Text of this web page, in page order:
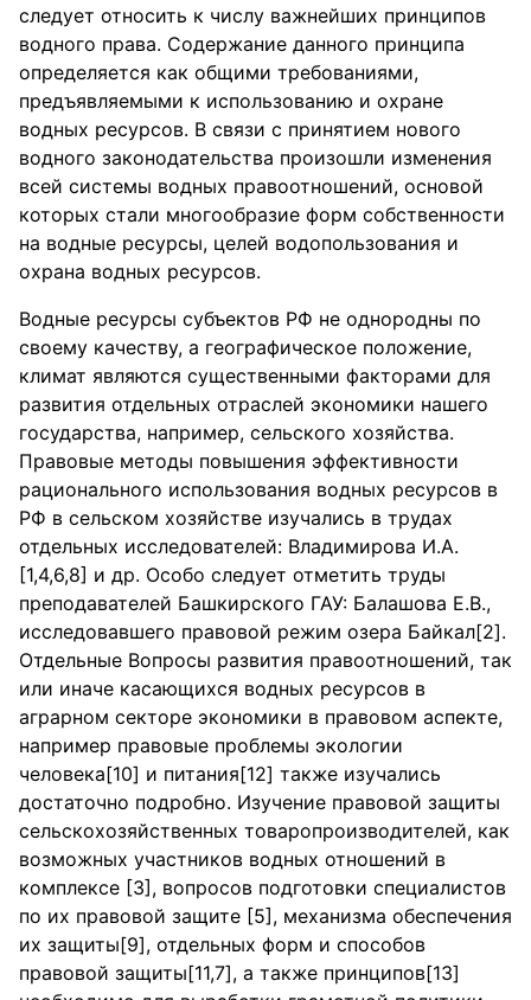
следует относить к числу важнейших принципов
водного права. Содержание данного принципа
определяется как общими требованиями,
предъявляемыми к использованию и охране
водных ресурсов. В связи с принятием нового
водного законодательства произошли изменения
всей системы водных правоотношений, основой
которых стали многообразие форм собственности
на водные ресурсы, целей водопользования и
охрана водных ресурсов.
Водные ресурсы субъектов РФ не однородны по
своему качеству, а географическое положение,
климат являются существенными факторами для
развития отдельных отраслей экономики нашего
государства, например, сельского хозяйства.
Правовые методы повышения эффективности
рационального использования водных ресурсов в
РФ в сельском хозяйстве изучались в трудах
отдельных исследователей: Владимирова И.А.
[1,4,6,8] и др. Особо следует отметить труды
преподавателей Башкирского ГАУ: Балашова Е.В.,
исследовавшего правовой режим озера Байкал[2].
Отдельные Вопросы развития правоотношений, так
или иначе касающихся водных ресурсов в
аграрном секторе экономики в правовом аспекте,
например правовые проблемы экологии
человека[10] и питания[12] также изучались
достаточно подробно. Изучение правовой защиты
сельскохозяйственных товаропроизводителей, как
возможных участников водных отношений в
комплексе [3], вопросов подготовки специалистов
по их правовой защите [5], механизма обеспечения
их защиты[9], отдельных форм и способов
правовой защиты[11,7], а также принципов[13]